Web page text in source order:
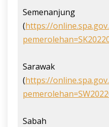
Semenanjung
(https://
Sarawak
(https://
Sabah